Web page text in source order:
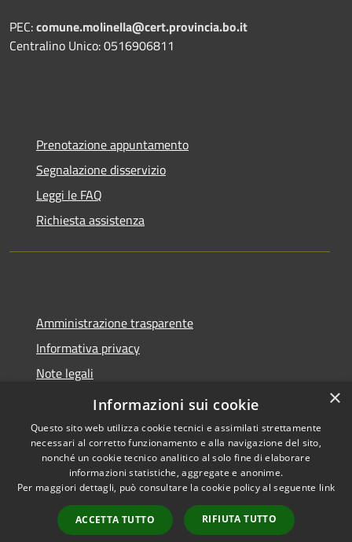
PEC:comune.molinella@cert.provincia.bo.it
Centralino Unico: 0516906811
Prenotazione appuntamento
Segnalazione disservizio
Leggi le FAQ
Richiesta assistenza
Amministrazione trasparente
Informativa privacy
Note legali
Dichiarazione di accessibilità
Accessibilità
Copyright © 2026 • Comune di
Molinella • Powered by
Municipium•
Accesso
redazione
×
Informazioni sui cookie
Questo sito web utilizza cookie tecnici e assimilati strettamente
necessari al corretto funzionamento e alla navigazione del sito,
nonché un cookie tecnico analitico al solo fine di elaborare
informazioni statistiche, aggregate e anonime.
Per maggiori dettagli, può consultare la cookie policy al seguente link
ACCETTA TUTTO RIFIUTA TUTTO